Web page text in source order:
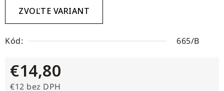
ZVOĽTE VARIANT
Kód: 665/B
€14,80
€12 bez DPH